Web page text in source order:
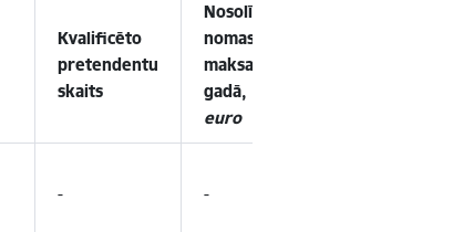
Kvalificēto
pretendentu
skaits
Nosolītā
nomas
maksa
gadā,
euro
- -